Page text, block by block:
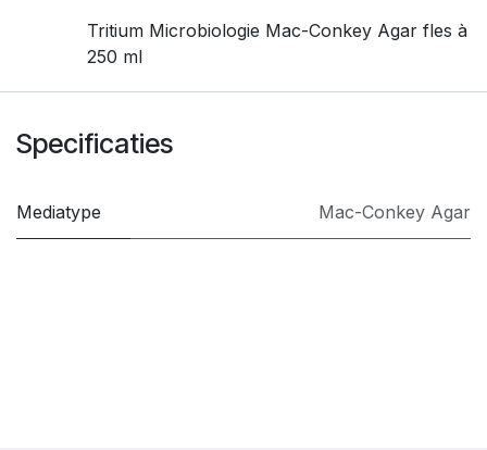
Tritium Microbiologie Mac-Conkey Agar fles à
250 ml
Specificaties
Mediatype Mac-Conkey Agar